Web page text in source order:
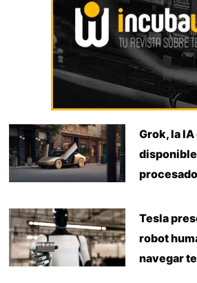
Grok, la
Tesla
robot
navegar